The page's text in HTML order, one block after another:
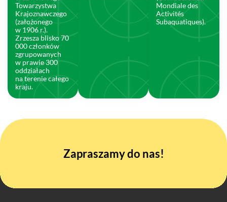
Towarzystwa
Krajoznawczego
(założonego
w 1906 r.).
Zrzesza blisko 70
000 członków
zgrupowanych
w prawie 300
oddziałach
na terenie całego
kraju.
Mondiale des
Activités
Subaquatiques).
Zapraszamy do nas!